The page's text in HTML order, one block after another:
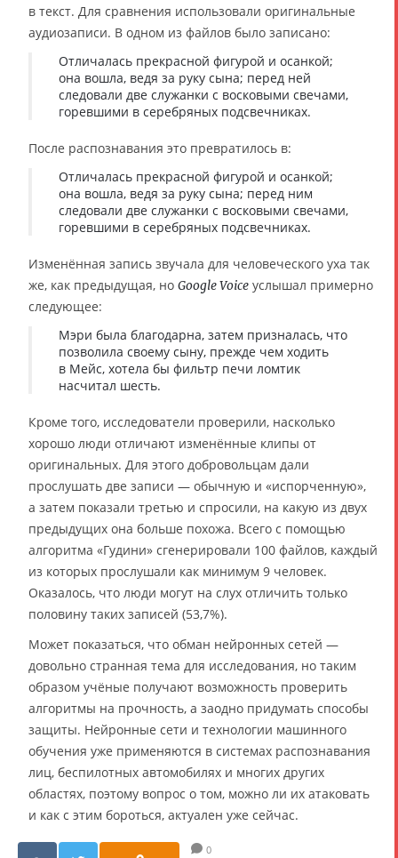
в текст. Для сравнения использовали оригинальные
аудиозаписи. В одном из файлов было записано:
Отличалась прекрасной фигурой и осанкой;
она вошла, ведя за руку сына; перед ней
следовали две служанки с восковыми свечами,
горевшими в серебряных подсвечниках.
После распознавания это превратилось в:
Отличалась прекрасной фигурой и осанкой;
она вошла, ведя за руку сына; перед ним
следовали две служанки с восковыми свечами,
горевшими в серебряных подсвечниках.
Изменённая запись звучала для человеческого уха так
же, как предыдущая, но Google Voice услышал примерно
следующее:
Мэри была благодарна, затем призналась, что
позволила своему сыну, прежде чем ходить
в Мейс, хотела бы фильтр печи ломтик
насчитал шесть.
Кроме того, исследователи проверили, насколько
хорошо люди отличают изменённые клипы от
оригинальных. Для этого добровольцам дали
прослушать две записи — обычную и «испорченную»,
а затем показали третью и спросили, на какую из двух
предыдущих она больше похожа. Всего с помощью
алгоритма «Гудини» сгенерировали 100 файлов, каждый
из которых прослушали как минимум 9 человек.
Оказалось, что люди могут на слух отличить только
половину таких записей (53,7%).
Может показаться, что обман нейронных сетей —
довольно странная тема для исследования, но таким
образом учёные получают возможность проверить
алгоритмы на прочность, а заодно придумать способы
защиты. Нейронные сети и технологии машинного
обучения уже применяются в системах распознавания
лиц, беспилотных автомобилях и многих других
областях, поэтому вопрос о том, можно ли их атаковать
и как с этим бороться, актуален уже сейчас.
0